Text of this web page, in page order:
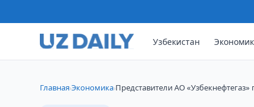
Узбекистан
Главная›Экономика›Представители АО